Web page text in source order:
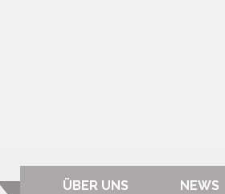
ÜBER UNS NEWS